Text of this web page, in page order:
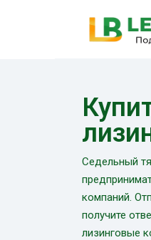
Седельный
компаний.
получите
лизинговые